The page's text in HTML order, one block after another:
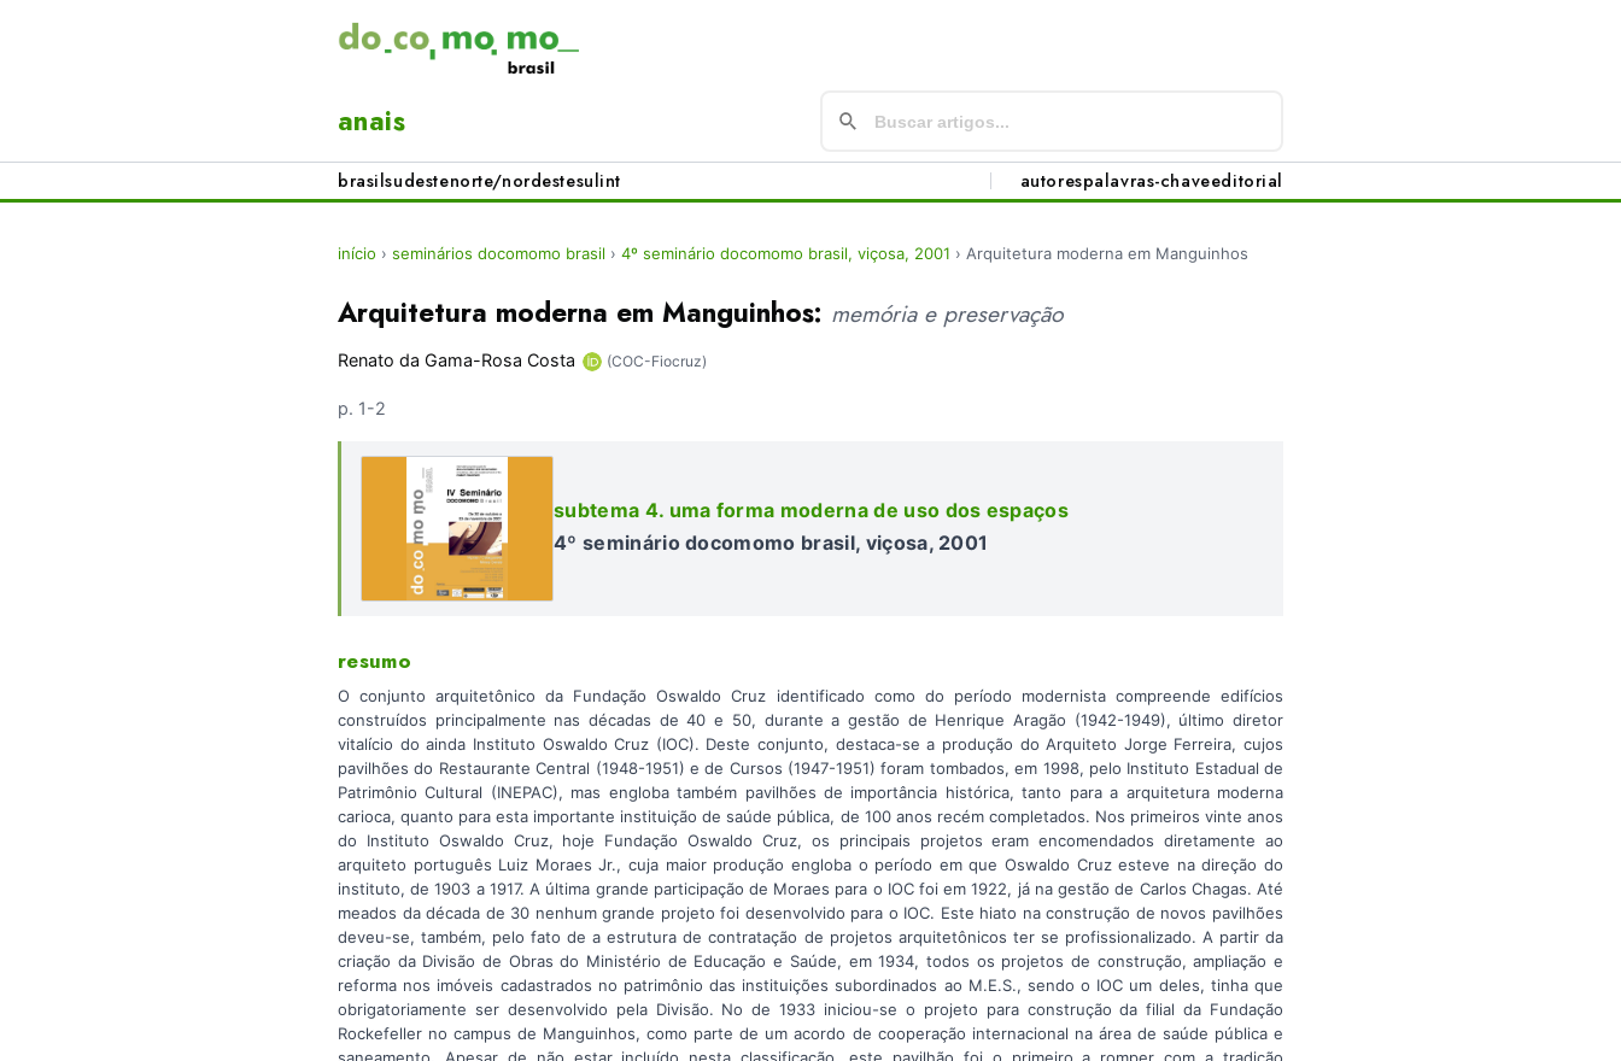
anais
brasilsudestenorte/nordestesulint autorespalavras-chaveeditorial
início › seminários docomomo brasil › 4º seminário docomomo brasil, viçosa, 2001 › Arquitetura moderna em Manguinhos
Arquitetura moderna em Manguinhos: memória e preservação
Renato da Gama-Rosa Costa (COC-Fiocruz)
p. 1-2
subtema 4. uma forma moderna de uso dos espaços
4º seminário docomomo brasil, viçosa, 2001
resumo
O conjunto arquitetônico da Fundação Oswaldo Cruz identificado como do período modernista compreende edifícios
construídos principalmente nas décadas de 40 e 50, durante a gestão de Henrique Aragão (1942-1949), último diretor
vitalício do ainda Instituto Oswaldo Cruz (IOC). Deste conjunto, destaca-se a produção do Arquiteto Jorge Ferreira, cujos
pavilhões do Restaurante Central (1948-1951) e de Cursos (1947-1951) foram tombados, em 1998, pelo Instituto Estadual de
Patrimônio Cultural (INEPAC), mas engloba também pavilhões de importância histórica, tanto para a arquitetura moderna
carioca, quanto para esta importante instituição de saúde pública, de 100 anos recém completados. Nos primeiros vinte anos
do Instituto Oswaldo Cruz, hoje Fundação Oswaldo Cruz, os principais projetos eram encomendados diretamente ao
arquiteto português Luiz Moraes Jr., cuja maior produção engloba o período em que Oswaldo Cruz esteve na direção do
instituto, de 1903 a 1917. A última grande participação de Moraes para o IOC foi em 1922, já na gestão de Carlos Chagas. Até
meados da década de 30 nenhum grande projeto foi desenvolvido para o IOC. Este hiato na construção de novos pavilhões
deveu-se, também, pelo fato de a estrutura de contratação de projetos arquitetônicos ter se profissionalizado. A partir da
criação da Divisão de Obras do Ministério de Educação e Saúde, em 1934, todos os projetos de construção, ampliação e
reforma nos imóveis cadastrados no patrimônio das instituições subordinados ao M.E.S., sendo o IOC um deles, tinha que
obrigatoriamente ser desenvolvido pela Divisão. No de 1933 iniciou-se o projeto para construção da filial da Fundação
Rockefeller no campus de Manguinhos, como parte de um acordo de cooperação internacional na área de saúde pública e